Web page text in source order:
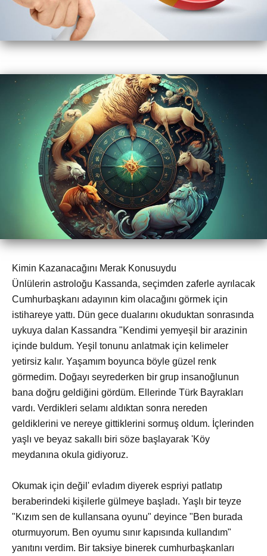
Kimin Kazanacağını Merak Konusuydu
Ünlülerin astroloğu Kassanda, seçimden zaferle ayrılacak
Cumhurbaşkanı adayının kim olacağını görmek için
istihareye yattı. Dün gece dualarını okuduktan sonrasında
uykuya dalan Kassandra "Kendimi yemyeşil bir arazinin
içinde buldum. Yeşil tonunu anlatmak için kelimeler
yetirsiz kalır. Yaşamım boyunca böyle güzel renk
görmedim. Doğayı seyrederken bir grup insanoğlunun
bana doğru geldiğini gördüm. Ellerinde Türk Bayrakları
vardı. Verdikleri selamı aldıktan sonra nereden
geldiklerini ve nereye gittiklerini sormuş oldum. İçlerinden
yaşlı ve beyaz sakallı biri söze başlayarak 'Köy
meydanına okula gidiyoruz.
Okumak için değil' evladım diyerek espriyi patlatıp
beraberindeki kişilerle gülmeye başladı. Yaşlı bir teyze
"Kızım sen de kullansana oyunu" deyince "Ben burada
oturmuyorum. Ben oyumu sınır kapısında kullandım"
yanıtını verdim. Bir taksiye binerek cumhurbaşkanları